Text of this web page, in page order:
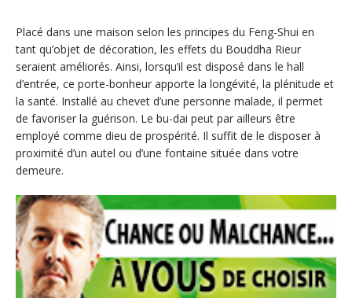
Placé dans une maison selon les principes du Feng-Shui en
tant qu’objet de décoration, les effets du Bouddha Rieur
seraient améliorés. Ainsi, lorsqu’il est disposé dans le hall
d’entrée, ce porte-bonheur apporte la longévité, la plénitude et
la santé. Installé au chevet d’une personne malade, il permet
de favoriser la guérison. Le bu-dai peut par ailleurs être
employé comme dieu de prospérité. Il suffit de le disposer à
proximité d’un autel ou d’une fontaine située dans votre
demeure.